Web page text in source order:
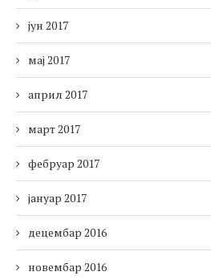
јун 2017
мај 2017
април 2017
март 2017
фебруар 2017
јануар 2017
децембар 2016
новембар 2016